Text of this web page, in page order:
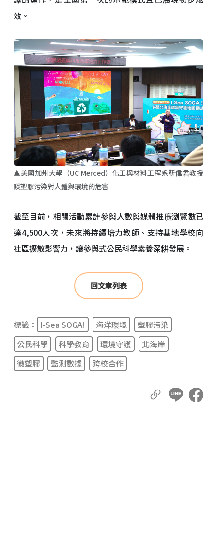
效。
▲美國加州大學（UC Merced）化工與材料工程系靳偉君教授
談塑膠污染對人體與環境的危害
截至目前，相關活動累計參與人數與媒體推廣瀏覽數已
達4,500人次，未來將持續培力教師、支持基地學校向
社區擴散影響力，讓參與式公民科學素養深耕發展。
回文章列表
標籤： I-Sea SOGA! 海洋環境
塑膠污染
公民科學
科學教育 環境守護
北海岸
微塑膠
監測數據 跨校合作